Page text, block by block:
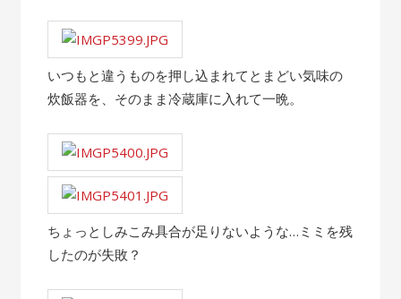
いつもと違うものを押し込まれてとまどい気味の
炊飯器を、そのまま冷蔵庫に入れて一晩。
ちょっとしみこみ具合が足りないような…ミミを残
したのが失敗？